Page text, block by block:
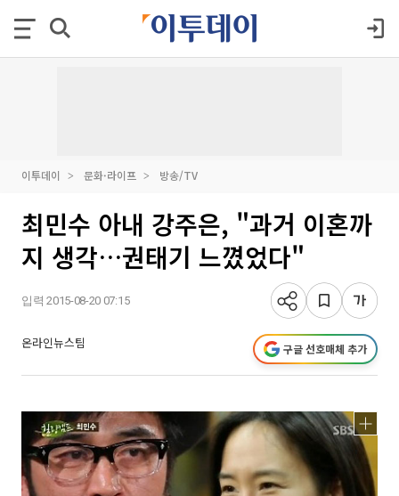
이투데이 문화·라이프 방송/TV
최민수 아내 강주은, "과거 이혼까
지 생각…권태기 느꼈었다"
입력 2015-08-20 07:15
온라인뉴스팀 구글 선호매체 추가